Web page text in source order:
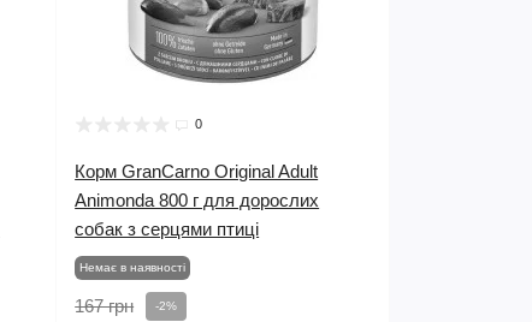
0
Корм GranCarno Original Adult
Animonda 800 г для дорослих
собак з серцями птиці
Немає в наявності
167 грн -2%